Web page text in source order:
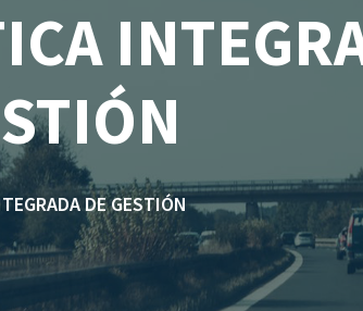
DE GESTIÓN